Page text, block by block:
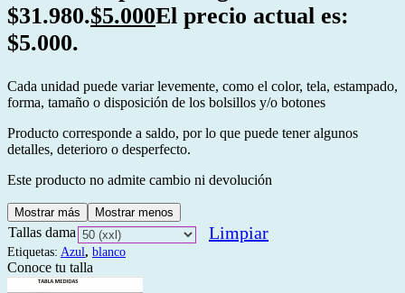
$31.980.$5.000El precio actual es:
$5.000.
Cada unidad puede variar levemente, como el color, tela, estampado,
forma, tamaño o disposición de los bolsillos y/o botones
Producto corresponde a saldo, por lo que puede tener algunos
detalles, deterioro o desperfecto.
Este producto no admite cambio ni devolución
Mostrar más Mostrar menos
Tallas dama Limpiar
Etiquetas: Azul, blanco
Conoce tu talla